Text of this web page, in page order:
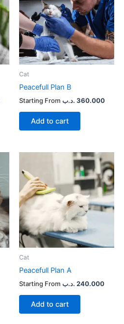
Cat
Peacefull Plan B
360.000 .د.ب
Add to cart
Cat
Peacefull Plan A
240.000 .د.ب
Add to cart